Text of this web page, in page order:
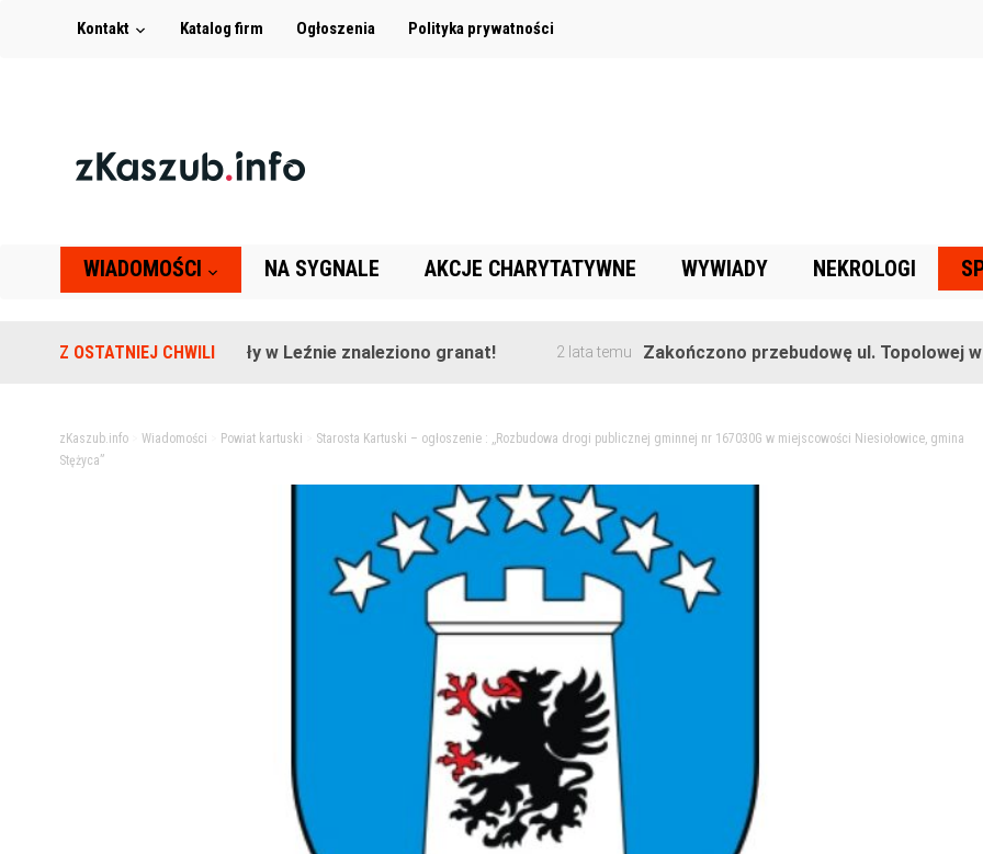
Kontakt Katalog firm Ogłoszenia Polityka prywatności
WIADOMOŚCI NA SYGNALE AKCJE CHARYTATYWNE WYWIADY NEKROLOGI
Z OSTATNIEJ CHWILI
Na terenie szkoły w Leźnie znaleziono granat! 2 lata temu Zakończono przebudowę ul. Topolowej w
zKaszub.info> Wiadomości Powiat kartuski
Starosta Kartuski – ogłoszenie : ,,Rozbudowa drogi publicznej gminnej nr 167030G w miejscowości Niesiołowice, gmina
Stężyca”